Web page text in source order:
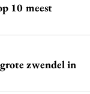
10 meest
zwendel in